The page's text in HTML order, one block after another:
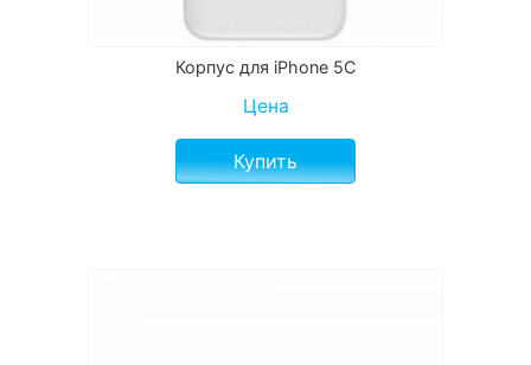
Корпус для iPhone 5C
Цена
Купить